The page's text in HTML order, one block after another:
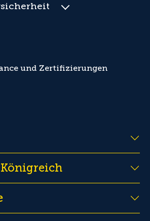
und Zertifizierungen